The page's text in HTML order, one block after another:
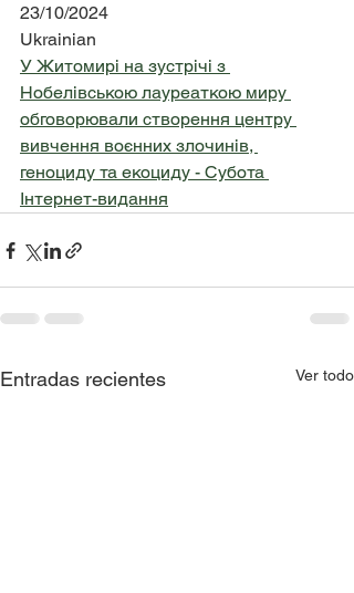
23/10/2024
Ukrainian
У Житомирі на зустрічі з
Нобелівською лауреаткою миру
обговорювали створення центру
вивчення воєнних злочинів,
геноциду та екоциду - Субота
Інтернет-видання
Entradas recientes Ver todo